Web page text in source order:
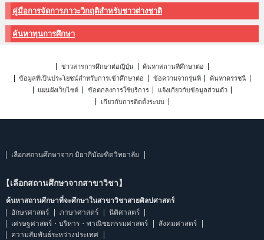
คู่มือการจัดการภาวะวิกฤติสำหรับชาวต่างชาติ
ค้นหาทุนการศึกษา
ข่าวสารการศึกษาต่อญี่ปุ่น
ค้นหาสถานที่ศึกษาต่อ
ข้อมูลที่เป็นประโยชน์สำหรับการเข้าศึกษาต่อ
ข้อความจากรุ่นพี่
ค้นหาดรรชนี
แผนผังเว็บไซต์
ข้อตกลงการใช้บริการ
แจ้งเกี่ยวกับข้อมูลส่วนตัว
เกี่ยวกับการติดตั้งระบบ
เลือกสถานศึกษาจาก มิยากิบัณฑิตวิทยาลัย
【เลือกสถานศึกษาจากสาขาวิชา】
ค้นหาสถานศึกษาที่จะศึกษาในสาขาวิชาสายศิลปศาสตร์
อักษรศาสตร์
ภาษาศาสตร์
นิติศาสตร์
เศรษฐศาสตร์・บริหาร・พาณิชยกรรมศาสตร์
สังคมศาสตร์
ความสัมพันธ์ระหว่างประเทศ